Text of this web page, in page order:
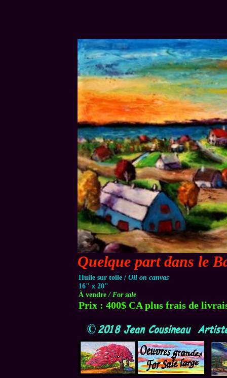
Quelque part dans le
Huile sur toile / Oil on canvas
16" x 20"
À vendre/ For sale
Prix : 400$ CA plus frais de